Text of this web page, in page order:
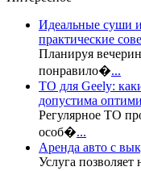
Идеальные суши
практические
Планируя
понравило�...
ТО для Geely:
допустима
Регулярное ТО
особ�...
Аренда авто с
Услуга позволяет